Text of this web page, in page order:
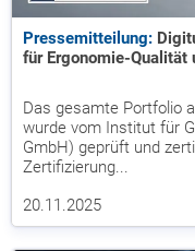
Pressemitteilung:
für Ergonomie-
Das gesamte Portfolio
wurde vom Institut für
GmbH) geprüft und
Zertifizierung...
20.11.2025